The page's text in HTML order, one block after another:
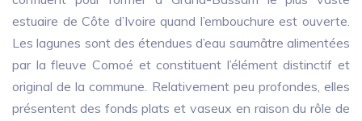
estuaire de Côte d’Ivoire quand l’embouchure est ouverte.
Les lagunes sont des étendues d’eau saumâtre alimentées
par la fleuve Comoé et constituent l’élément distinctif et
original de la commune. Relativement peu profondes, elles
présentent des fonds plats et vaseux en raison du rôle de